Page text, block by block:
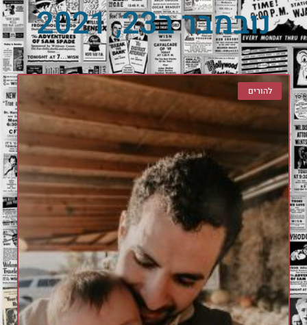
נובמבר ב23, 2021
להורים